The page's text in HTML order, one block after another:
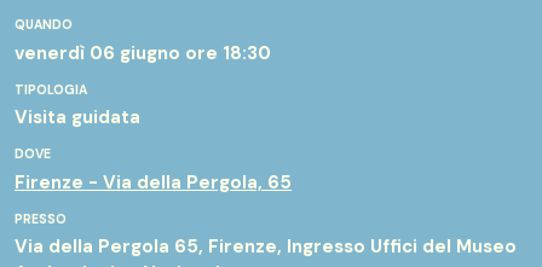
QUANDO
venerdì 06 giugno ore 18:30
TIPOLOGIA
Visita guidata
DOVE
Firenze - Via della Pergola, 65
PRESSO
Via della Pergola 65, Firenze, Ingresso Uffici del Museo
oggi interroga il nostro rapporto con l’eredità
storica e con la verità. Dopo una breve visita
guidata alla biblioteca, i partecipanti potranno
assistere a un intervento dedicato alla storia
dell’opera e del suo autore. Per l’occasione sarà
esposto il raro esemplare originale a stampa del
1637, parte della collezione dell’Istituto Nazionale di
Studi Etruschi ed Italici.